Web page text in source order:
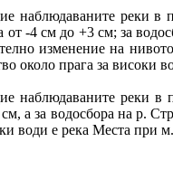
наблюдаваните реки в
от -4 см до +3 см; за
изменение на
около прага за
наблюдаваните реки в
а за водосбора на р.
води е река Места при